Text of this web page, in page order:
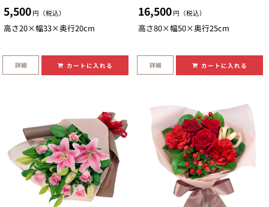
5,500 円（税込）
高さ20×幅33×奥行20cm
詳細 カートに入れる
16,500 円（税込）
高さ80×幅50×奥行25cm
詳細 カートに入れる